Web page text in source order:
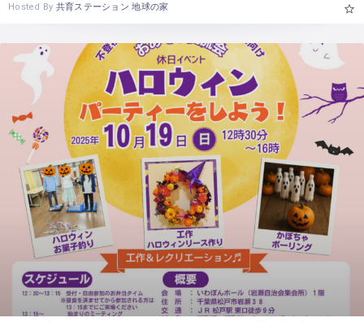
Hosted By 共育ステーション 地球の家